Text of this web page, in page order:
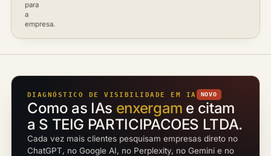
para
a
empresa.
DIAGNÓSTICO DE VISIBILIDADE EM IA NOVO
Como as IAs enxergam e citam
a S TEIG PARTICIPACOES LTDA.
Cada vez mais clientes pesquisam empresas direto no
ChatGPT, no Google AI, no Perplexity, no Gemini e no